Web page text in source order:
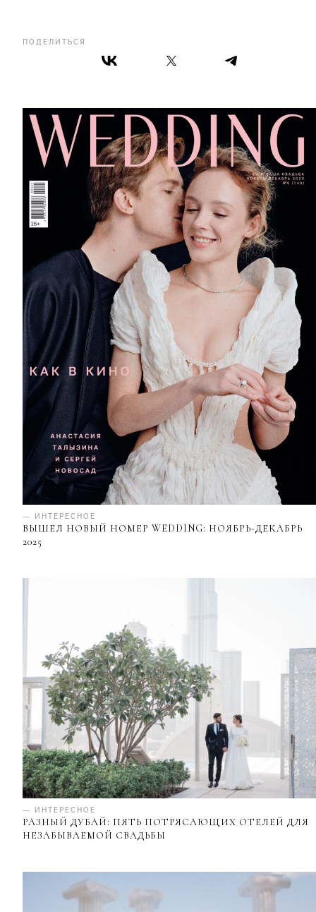
ПОДЕЛИТЬСЯ
— ИНТЕРЕСНОЕ
ВЫШЕЛ НОВЫЙ НОМЕР WEDDING: НОЯБРЬ-ДЕКАБРЬ
2025
— ИНТЕРЕСНОЕ
РАЗНЫЙ ДУБАЙ: ПЯТЬ ПОТРЯСАЮЩИХ ОТЕЛЕЙ ДЛЯ
НЕЗАБЫВАЕМОЙ СВАДЬБЫ